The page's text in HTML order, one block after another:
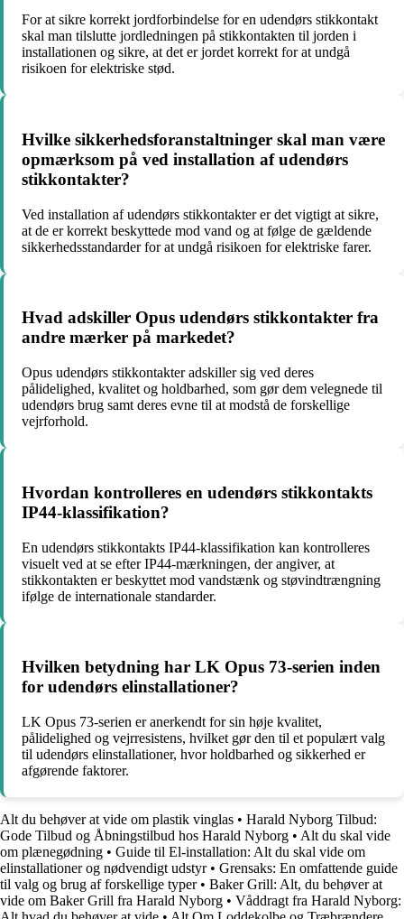
For at sikre korrekt jordforbindelse for en udendørs stikkontakt
skal man tilslutte jordledningen på stikkontakten til jorden i
installationen og sikre, at det er jordet korrekt for at undgå
risikoen for elektriske stød.
Hvilke sikkerhedsforanstaltninger skal man være
opmærksom på ved installation af udendørs
stikkontakter?
Ved installation af udendørs stikkontakter er det vigtigt at sikre,
at de er korrekt beskyttede mod vand og at følge de gældende
sikkerhedsstandarder for at undgå risikoen for elektriske farer.
Hvad adskiller Opus udendørs stikkontakter fra
andre mærker på markedet?
Opus udendørs stikkontakter adskiller sig ved deres
pålidelighed, kvalitet og holdbarhed, som gør dem velegnede til
udendørs brug samt deres evne til at modstå de forskellige
vejrforhold.
Hvordan kontrolleres en udendørs stikkontakts
IP44-klassifikation?
En udendørs stikkontakts IP44-klassifikation kan kontrolleres
visuelt ved at se efter IP44-mærkningen, der angiver, at
stikkontakten er beskyttet mod vandstænk og støvindtrængning
ifølge de internationale standarder.
Hvilken betydning har LK Opus 73-serien inden
for udendørs elinstallationer?
LK Opus 73-serien er anerkendt for sin høje kvalitet,
pålidelighed og vejrresistens, hvilket gør den til et populært valg
til udendørs elinstallationer, hvor holdbarhed og sikkerhed er
afgørende faktorer.
Alt du behøver at vide om plastik vinglas • Harald Nyborg Tilbud:
Gode Tilbud og Åbningstilbud hos Harald Nyborg • Alt du skal vide
om plænegødning • Guide til El-installation: Alt du skal vide om
elinstallationer og nødvendigt udstyr• Grensaks: En omfattende guide
til valg og brug af forskellige typer• Baker Grill: Alt, du behøver at
vide om Baker Grill fra Harald Nyborg • Våddragt fra Harald Nyborg: